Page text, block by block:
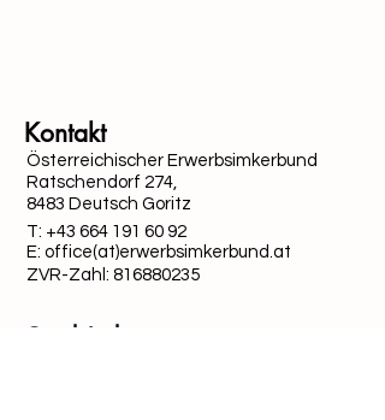
Kontakt
Österreichischer Erwerbsimkerbund
Ratschendorf 274,
8483 Deutsch Goritz
T: +43 664 191 60 92
E: office(at)erwerbsimkerbund.at
ZVR-Zahl: 816880235
Quick-Links